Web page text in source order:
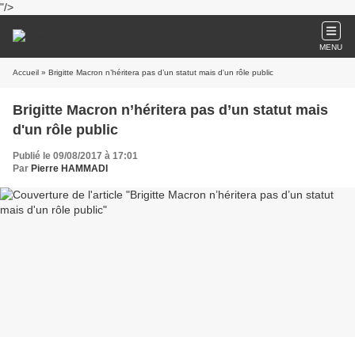
"/>
MENU
Accueil » Brigitte Macron n’héritera pas d’un statut mais d'un rôle public
Brigitte Macron n’héritera pas d’un statut mais
d'un rôle public
Publié le 09/08/2017 à 17:01
Par Pierre HAMMADI